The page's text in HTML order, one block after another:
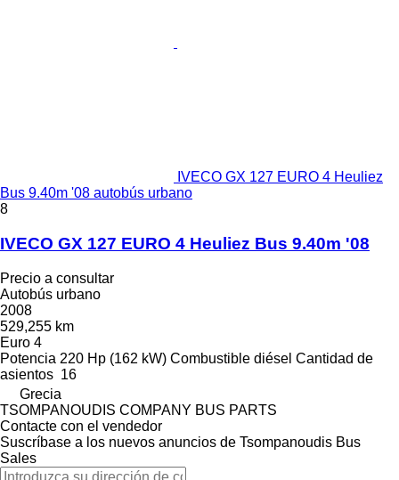
IVECO GX 127 EURO 4 Heuliez
Bus 9.40m '08 autobús urbano
8
IVECO GX 127 EURO 4 Heuliez Bus 9.40m '08
Precio a consultar
Autobús urbano
2008
529,255 km
Euro 4
Potencia 220 Hp (162 kW) Combustible diésel Cantidad de
asientos 16
Grecia
TSOMPANOUDIS COMPANY BUS PARTS
Contacte con el vendedor
Suscríbase a los nuevos anuncios de Tsompanoudis Bus
Sales